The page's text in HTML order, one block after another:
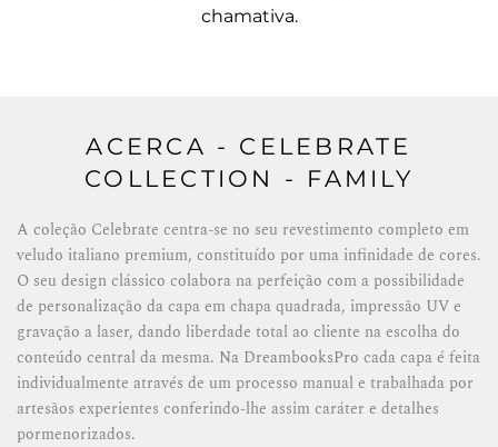
chamativa.
ACERCA - CELEBRATE
COLLECTION - FAMILY
A coleção Celebrate centra-se no seu revestimento completo em
veludo italiano premium, constituído por uma infinidade de cores.
O seu design clássico colabora na perfeição com a possibilidade
de personalização da capa em chapa quadrada, impressão UV e
gravação a laser, dando liberdade total ao cliente na escolha do
conteúdo central da mesma. Na DreambooksPro cada capa é feita
individualmente através de um processo manual e trabalhada por
artesãos experientes conferindo-lhe assim caráter e detalhes
pormenorizados.